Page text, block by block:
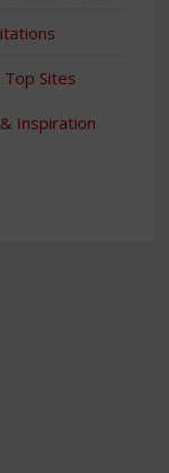
Sites
Inspiration